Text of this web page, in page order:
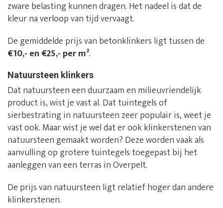
zware belasting kunnen dragen. Het nadeel is dat de
kleur na verloop van tijd vervaagt.
De gemiddelde prijs van betonklinkers ligt tussen de
€10,- en €25,- per m².
Natuursteen klinkers
Dat natuursteen een duurzaam en milieuvriendelijk
product is, wist je vast al. Dat tuintegels of
sierbestrating in natuursteen zeer populair is, weet je
vast ook. Maar wist je wel dat er ook klinkerstenen van
natuursteen gemaakt worden? Deze worden vaak als
aanvulling op grotere tuintegels toegepast bij het
aanleggen van een terras in Overpelt.
De prijs van natuursteen ligt relatief hoger dan andere
klinkerstenen.